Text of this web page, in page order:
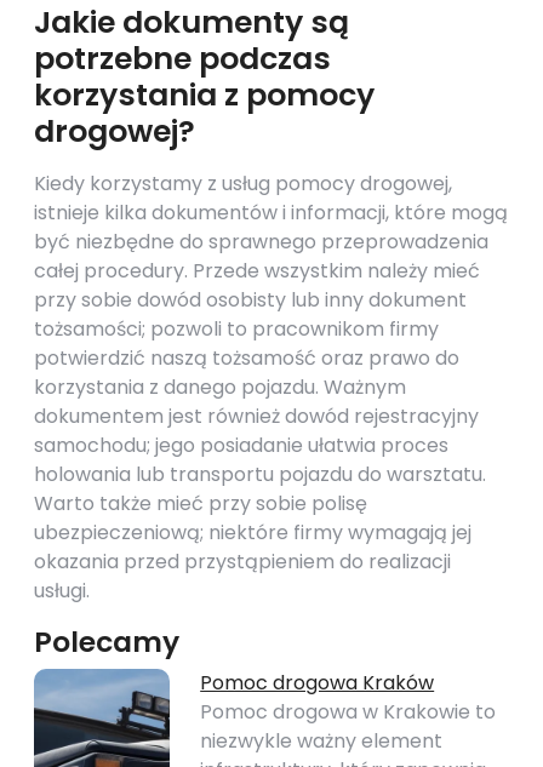
Jakie dokumenty są
potrzebne podczas
korzystania z pomocy
drogowej?
Kiedy korzystamy z usług pomocy drogowej,
istnieje kilka dokumentów i informacji, które mogą
być niezbędne do sprawnego przeprowadzenia
całej procedury. Przede wszystkim należy mieć
przy sobie dowód osobisty lub inny dokument
tożsamości; pozwoli to pracownikom firmy
potwierdzić naszą tożsamość oraz prawo do
korzystania z danego pojazdu. Ważnym
dokumentem jest również dowód rejestracyjny
samochodu; jego posiadanie ułatwia proces
holowania lub transportu pojazdu do warsztatu.
Warto także mieć przy sobie polisę
ubezpieczeniową; niektóre firmy wymagają jej
okazania przed przystąpieniem do realizacji
usługi.
Polecamy
Pomoc drogowa Kraków
Pomoc drogowa w Krakowie to
niezwykle ważny element